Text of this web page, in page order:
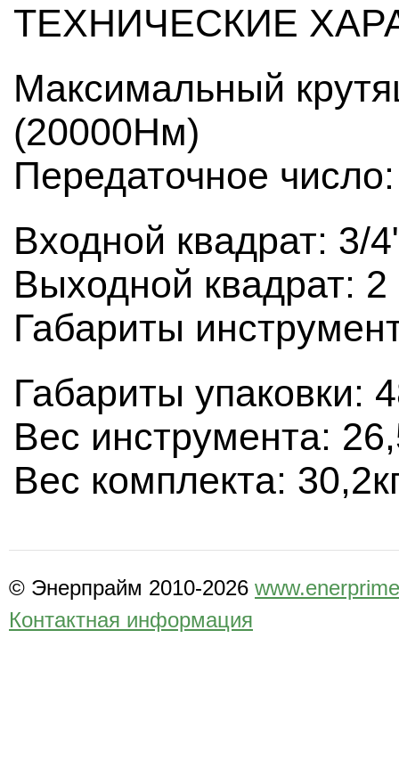
ТЕХНИЧЕСКИЕ
Максимальный
(20000Нм)
Передаточное
Входной квадрат: 3/
Выходной квадрат:
Габариты
Габариты упаковки:
Вес инструмента:
Вес комплекта:
© Энерпрайм 2010-2026
Контактная информация